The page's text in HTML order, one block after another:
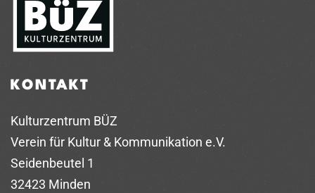
KONTAKT
Kulturzentrum BÜZ
Verein für Kultur & Kommunikation e.V.
Seidenbeutel 1
32423 Minden